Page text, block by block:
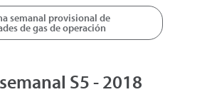
semanal provisional de
de gas de operación
S5 - 2018